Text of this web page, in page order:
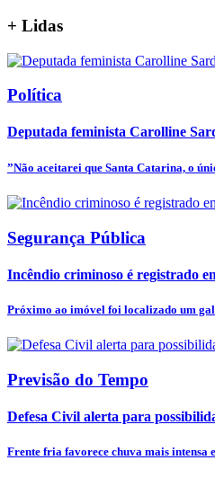
+ Lidas
Política
Deputada feminista Carolline
”Não aceitarei que Santa Catarina, o
Segurança Pública
Incêndio criminoso é registrado
Próximo ao imóvel foi localizado um
Previsão do Tempo
Defesa Civil alerta para
Frente fria favorece chuva mais intensa